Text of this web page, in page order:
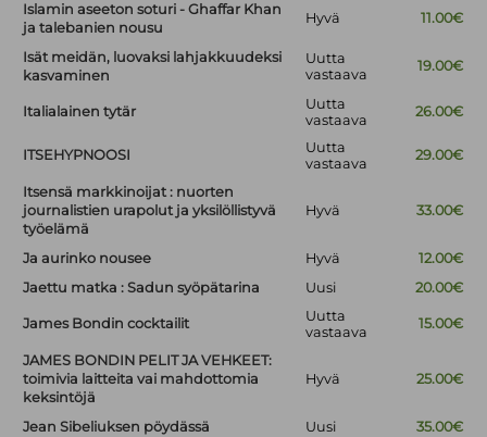
Islamin aseeton soturi - Ghaffar Khan
ja talebanien nousu
Hyvä 11.00€
Isät meidän, luovaksi lahjakkuudeksi
kasvaminen
Uutta
vastaava
19.00€
Italialainen tytär
Uutta
vastaava
26.00€
ITSEHYPNOOSI
Uutta
vastaava
29.00€
Itsensä markkinoijat : nuorten
journalistien urapolut ja yksilöllistyvä
työelämä
Hyvä 33.00€
Ja aurinko nousee Hyvä
12.00€
Jaettu matka : Sadun syöpätarina
Uusi 20.00€
James Bondin cocktailit
Uutta
vastaava
15.00€
JAMES BONDIN PELIT JA VEHKEET:
toimivia laitteita vai mahdottomia
keksintöjä
Hyvä 25.00€
Jean Sibeliuksen pöydässä Uusi
35.00€